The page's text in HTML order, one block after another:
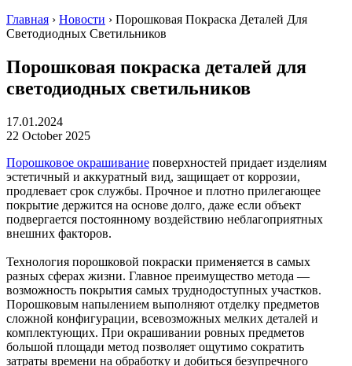
Главная › Новости › Порошковая Покраска Деталей Для
Светодиодных Светильников
Порошковая покраска деталей для
светодиодных светильников
17.01.2024
22 October 2025
Порошковое окрашивание поверхностей придает изделиям
эстетичный и аккуратный вид, защищает от коррозии,
продлевает срок службы. Прочное и плотно прилегающее
покрытие держится на основе долго, даже если объект
подвергается постоянному воздействию неблагоприятных
внешних факторов.
Технология порошковой покраски применяется в самых
разных сферах жизни. Главное преимущество метода —
возможность покрытия самых труднодоступных участков.
Порошковым напылением выполняют отделку предметов
сложной конфигурации, всевозможных мелких деталей и
комплектующих. При окрашивании ровных предметов
большой площади метод позволяет ощутимо сократить
затраты времени на обработку и добиться безупречного